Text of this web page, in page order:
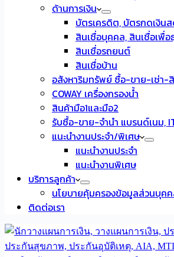
ด้านการเงิน
บัตรเครดิต, บัตรกดเงิน
สินเชื่อบุคคล, สินเชื่อเพื่อ
สินเชื่อรถยนต์
สินเชื่อบ้าน
อสังหาริมทรัพย์ ซื้อ-ขาย-เช่า-
COWAY เครื่องกรองน้ำ
สินค้ามือ1และมือ2
รับซื้อ-ขาย-จำนำ แบรนด์เนม,
แนะนำงานประจำ/พิเศษ
แนะนำงานประจำ
แนะนำงานพิเศษ
บริการลูกค้า
นโยบายคุ้มครองข้อมูลส่วนบุค
ติดต่อเรา